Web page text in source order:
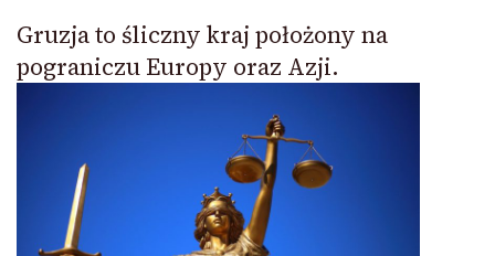
Gruzja to śliczny kraj położony na
pograniczu Europy oraz Azji.